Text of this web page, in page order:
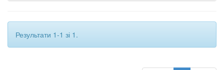
Результати 1-1 зі 1.